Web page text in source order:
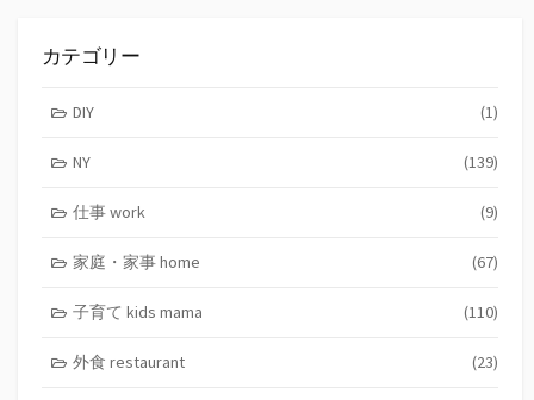
カテゴリー
DIY (1)
NY (139)
仕事 work (9)
家庭・家事 home (67)
子育て kids mama (110)
外食 restaurant (23)